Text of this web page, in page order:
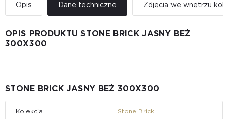
Opis Dane techniczne Zdjęcia we wnętrzu
OPIS PRODUKTU STONE BRICK JASNY BEŻ
300X300
STONE BRICK JASNY BEŻ 300X300
Kolekcja Stone Brick